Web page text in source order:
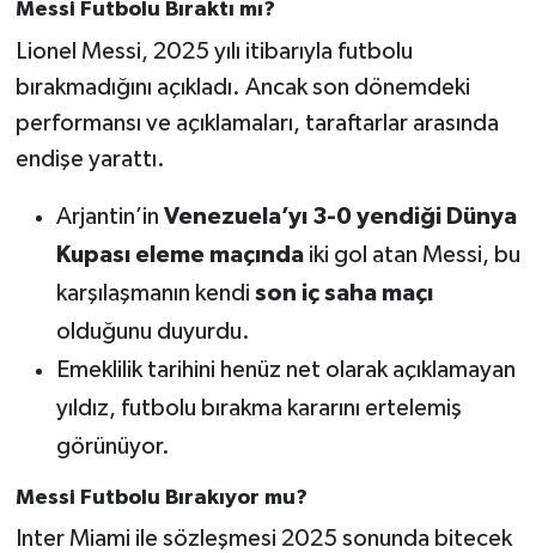
Messi Futbolu Bıraktı mı?
Lionel Messi, 2025 yılı itibarıyla futbolu
bırakmadığını açıkladı. Ancak son dönemdeki
performansı ve açıklamaları, taraftarlar arasında
endişe yarattı.
Arjantin’in Venezuela’yı 3-0 yendiği Dünya
Kupası eleme maçındaiki gol atan Messi, bu
karşılaşmanın kendi son iç saha maçı
olduğunu duyurdu.
Emeklilik tarihini henüz net olarak açıklamayan
yıldız, futbolu bırakma kararını ertelemiş
görünüyor.
Messi Futbolu Bırakıyor mu?
Inter Miami ile sözleşmesi 2025 sonunda bitecek
Teknoloji
Yaşam
KAHRAMANMARAŞ